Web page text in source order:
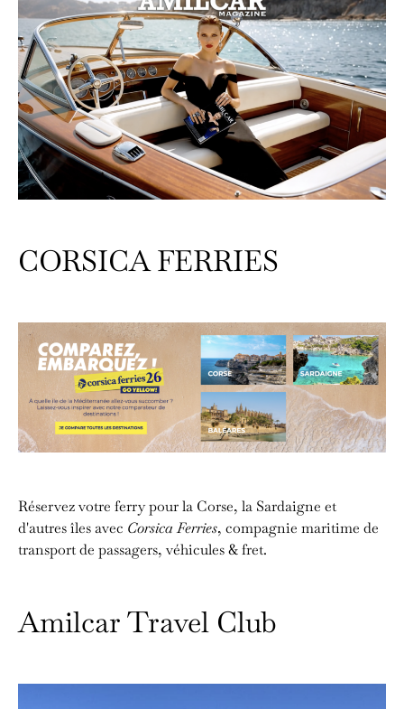
CORSICA FERRIES
Réservez votre ferry pour la Corse, la Sardaigne et
d'autres îles avec Corsica Ferries, compagnie maritime de
transport de passagers, véhicules & fret.
Amilcar Travel Club